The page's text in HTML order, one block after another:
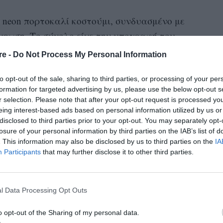
- Do Not Process My Personal Information
opt-out of the sale, sharing to third parties, or processing of your
for targeted advertising by us, please use the below opt-out
selection. Please note that after your opt-out request is processed
interest-based ads based on personal information utilized by us
to third parties prior to your opt-out. You may separately
of your personal information by third parties on the IAB’s list of
This information may also be disclosed by us to third parties on the
Participants that may further disclose it to other third parties.
Data Processing Opt Outs
opt-out of the Sharing of my personal data.
πορτοκαλί κοστούμι, συνδυασμένο με
Το σύνολο είχε την υπογραφή του
Fordκαι ολοκληρώθηκε με αλυσίδα στον
γυαλιών.
εντυπωσιακή με ένα neon πορτοκαλί halter
ασορτί παπούτσια και τη χρυσή Stardust
Τα μαλλιά της ήταν πιασμένα σε ένα